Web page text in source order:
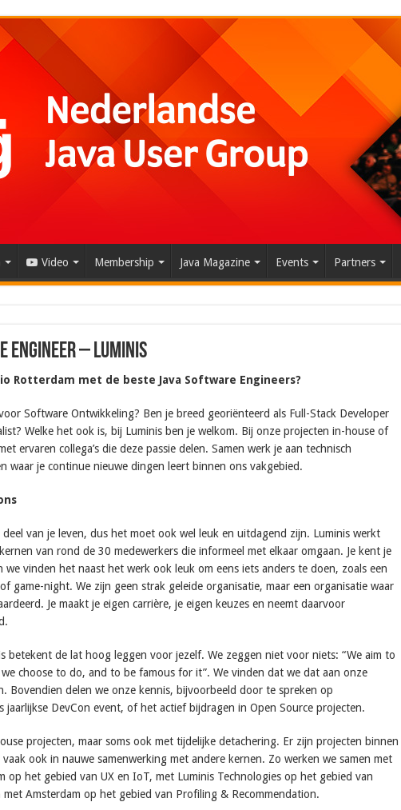
Video Membership Java Magazine Events Partners
Engineer – Luminis
Rotterdam met de beste Java Software Engineers?
Software Ontwikkeling? Ben je breed georiënteerd als Full-Stack Developer
Welke het ook is, bij Luminis ben je welkom. Bij onze projecten in-house of
ervaren collega’s die deze passie delen. Samen werk je aan technisch
waar je continue nieuwe dingen leert binnen ons vakgebied.
deel van je leven, dus het moet ook wel leuk en uitdagend zijn. Luminis werkt
van rond de 30 medewerkers die informeel met elkaar omgaan. Je kent je
we vinden het naast het werk ook leuk om eens iets anders te doen, zoals een
game-night. We zijn geen strak geleide organisatie, maar een organisatie waar
Je maakt je eigen carrière, je eigen keuzes en neemt daarvoor
betekent de lat hoog leggen voor jezelf. We zeggen niet voor niets: “We aim to
choose to do, and to be famous for it”. We vinden dat we dat aan onze
Bovendien delen we onze kennis, bijvoorbeeld door te spreken op
jaarlijkse DevCon event, of het actief bijdragen in Open Source projecten.
projecten, maar soms ook met tijdelijke detachering. Er zijn projecten binnen
ook in nauwe samenwerking met andere kernen. Zo werken we samen met
op het gebied van UX en IoT, met Luminis Technologies op het gebied van
Amsterdam op het gebied van Profiling & Recommendation.